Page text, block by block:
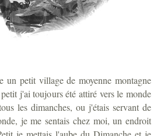
un petit village de moyenne montagne
j'ai toujours été attiré vers le monde
les dimanches, ou j'étais servant de
je me sentais chez moi, un endroit